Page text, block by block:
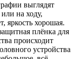
выглядят
на ходу,
яркость хорошая.
плёнка для
происходит
устройства